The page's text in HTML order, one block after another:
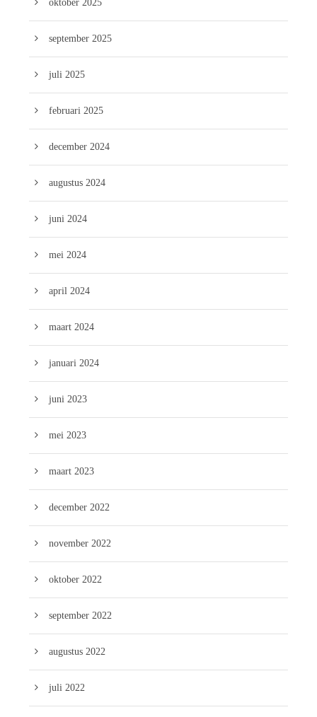
oktober 2025
september 2025
juli 2025
februari 2025
december 2024
augustus 2024
juni 2024
mei 2024
april 2024
maart 2024
januari 2024
juni 2023
mei 2023
maart 2023
december 2022
november 2022
oktober 2022
september 2022
augustus 2022
juli 2022